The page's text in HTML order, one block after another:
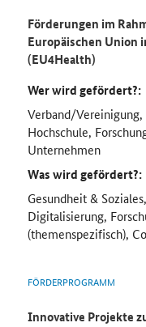
Förderungen im
Europäischen Union
(EU4Health)
Wer wird gefördert?:
Verband/
Hochschule,
Unternehmen
Was wird gefördert?:
Gesundheit &
Digitalisierung,
(themenspezifisch),
FÖRDERPROGRAMM
Innovative Projekte